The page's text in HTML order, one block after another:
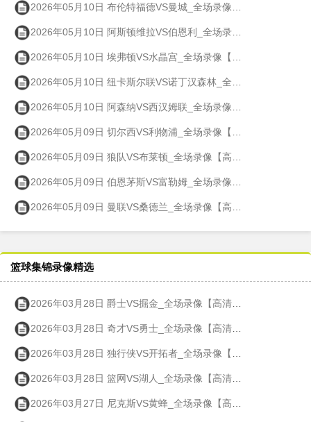
2026年05月10日 布伦特福德VS曼城_全场录像【高清回放】
2026年05月10日 阿斯顿维拉VS伯恩利_全场录像【高清回放】
2026年05月10日 埃弗顿VS水晶宫_全场录像【高清回放】
2026年05月10日 纽卡斯尔联VS诺丁汉森林_全场录像【高清回放】
2026年05月10日 阿森纳VS西汉姆联_全场录像【高清回放】
2026年05月09日 切尔西VS利物浦_全场录像【高清回放】
2026年05月09日 狼队VS布莱顿_全场录像【高清回放】
2026年05月09日 伯恩茅斯VS富勒姆_全场录像【高清回放】
2026年05月09日 曼联VS桑德兰_全场录像【高清回放】
篮球集锦录像精选
2026年03月28日 爵士VS掘金_全场录像【高清回放】
2026年03月28日 奇才VS勇士_全场录像【高清回放】
2026年03月28日 独行侠VS开拓者_全场录像【高清回放】
2026年03月28日 篮网VS湖人_全场录像【高清回放】
2026年03月27日 尼克斯VS黄蜂_全场录像【高清回放】